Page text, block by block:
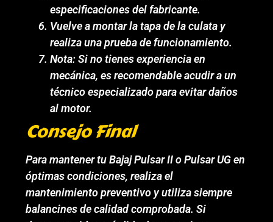
especificaciones del fabricante.
Vuelve a montar la tapa de la culata y
realiza una prueba de funcionamiento.
Nota: Si no tienes experiencia en
mecánica, es recomendable acudir a un
técnico especializado para evitar daños
al motor.
Consejo Final
Para mantener tu Bajaj Pulsar II o Pulsar UG en
óptimas condiciones, realiza el
mantenimiento preventivo y utiliza siempre
balancines de calidad comprobada. Si